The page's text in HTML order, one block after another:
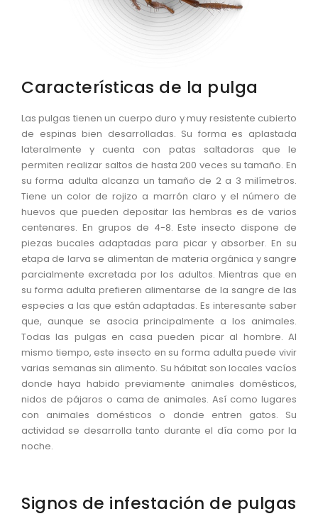
Características de la pulga
Las pulgas tienen un cuerpo duro y muy resistente cubierto
de espinas bien desarrolladas. Su forma es aplastada
lateralmente y cuenta con patas saltadoras que le
permiten realizar saltos de hasta 200 veces su tamaño. En
su forma adulta alcanza un tamaño de 2 a 3 milímetros.
Tiene un color de rojizo a marrón claro y el número de
huevos que pueden depositar las hembras es de varios
centenares. En grupos de 4-8. Este insecto dispone de
piezas bucales adaptadas para picar y absorber. En su
etapa de larva se alimentan de materia orgánica y sangre
parcialmente excretada por los adultos. Mientras que en
su forma adulta prefieren alimentarse de la sangre de las
especies a las que están adaptadas. Es interesante saber
que, aunque se asocia principalmente a los animales.
Todas las pulgas en casa pueden picar al hombre. Al
mismo tiempo, este insecto en su forma adulta puede vivir
varias semanas sin alimento. Su hábitat son locales vacíos
donde haya habido previamente animales domésticos,
nidos de pájaros o cama de animales. Así como lugares
con animales domésticos o donde entren gatos. Su
actividad se desarrolla tanto durante el día como por la
noche.
Signos de infestación de pulgas